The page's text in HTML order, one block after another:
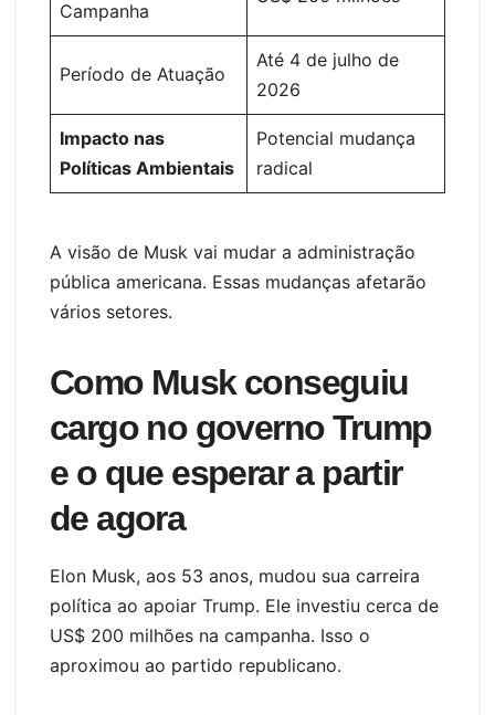
Campanha
Período de Atuação
Até 4 de julho de
2026
Impacto nas
Políticas Ambientais
Potencial mudança
radical
A visão de Musk vai mudar a administração
pública americana. Essas mudanças afetarão
vários setores.
Como Musk conseguiu
cargo no governo Trump
e o que esperar a partir
de agora
Elon Musk, aos 53 anos, mudou sua carreira
política ao apoiar Trump. Ele investiu cerca de
US$ 200 milhões na campanha. Isso o
aproximou ao partido republicano.